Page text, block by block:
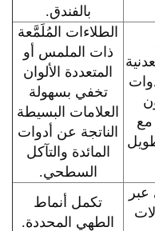
بالفندق.
الطلاءات المُلَمَّعة
ذات الملمس أو
المتعددة الألوان
تخفي بسهولة
العلامات البسيطة
الناتجة عن أدوات
المائدة والتآكل
السطحي.
تكمل أنماط
الطهي المحددة.